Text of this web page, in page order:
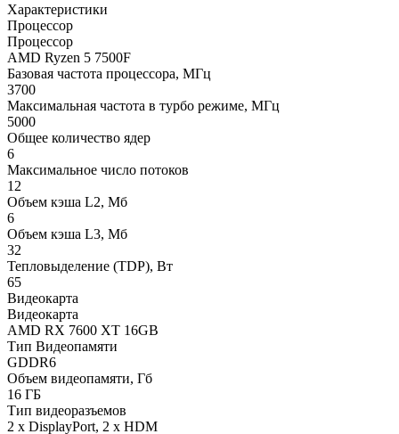
Характеристики
Процессор
Процессор
AMD Ryzen 5 7500F
Базовая частота процессора, МГц
3700
Максимальная частота в турбо режиме, МГц
5000
Общее количество ядер
6
Максимальное число потоков
12
Объем кэша L2, Мб
6
Объем кэша L3, Мб
32
Тепловыделение (TDP), Вт
65
Видеокарта
Видеокарта
AMD RX 7600 XT 16GB
Тип Видеопамяти
GDDR6
Объем видеопамяти, Гб
16 ГБ
Тип видеоразъемов
2 x DisplayPort, 2 x HDM